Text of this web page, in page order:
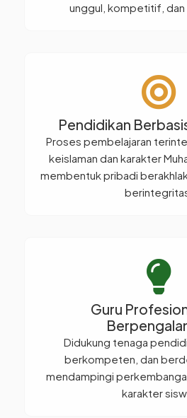
unggul, kompetitif, dan
Pendidikan
Proses pembelajaran
keislaman dan karakter
membentuk pribadi
Guru
Didukung tenaga
berkompeten, dan
mendampingi
karakter